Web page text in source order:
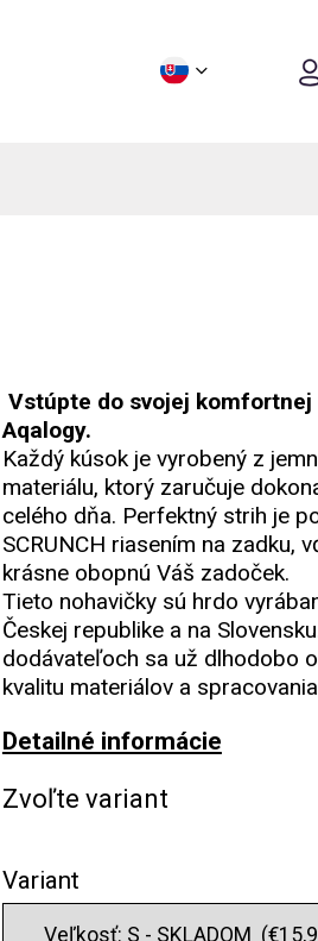
Zvoľte variant
Variant
Vstúpte do svojej komfortnej
Aqalogy.
Každý kúsok je vyrobený z
materiálu, ktorý zaručuje
celého dňa. Perfektný strih je
SCRUNCH riasením na zadku,
krásne obopnú Váš zadoček.
Tieto nohavičky sú hrdo
Českej republike a na
dodávateľoch sa už dlhodobo
kvalitu materiálov a
Detailné informácie